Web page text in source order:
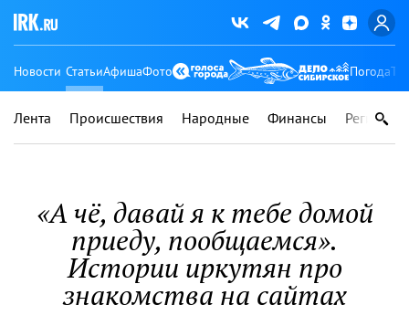
Новости СтатьиАфишаФото Погода
Лента Происшествия Народные Финансы Регионы
«А чё, давай я к тебе домой
приеду, пообщаемся».
Истории иркутян про
знакомства на сайтах